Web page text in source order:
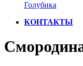
Голубика
КОНТАКТЫ